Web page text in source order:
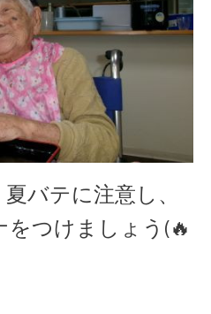
バテに注意し、
をつけましょう(🔥